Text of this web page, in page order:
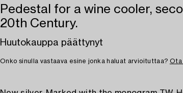
Pedestal for a wine cooler,
20th Century.
Huutokauppa päättynyt
Onko sinulla vastaava esine jonka haluat arvioituttaa? Ota